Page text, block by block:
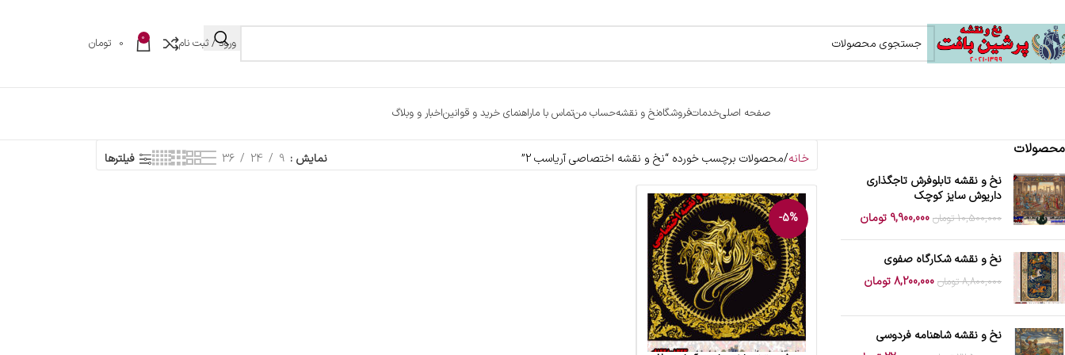
ورود / ثبت نام 0
0 تومان
صفحه اصلیخدماتفروشگاهنخ و نقشهحساب منتماس با ماراهنمای خرید و قوانیناخبار و وبلاگ
محصولات
نخ و نقشه تابلوفرش تاجگذاری
داریوش سایز کوچک
10,500,000 تومان 9,900,000 تومان
نخ و نقشه شکارگاه صفوی
8,800,000 تومان 8,200,000تومان
نخ و نقشه شاهنامه فردوسی
خانه محصولات برچسب خورده “نخ و نقشه اختصاصی آریاسب 2” نمایش 9
24
36 فیلترها
-5%